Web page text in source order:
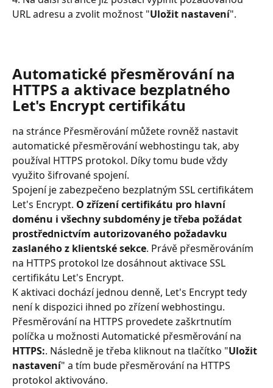
URL adresu a zvolit možnost "Uložit nastavení".
Automatické přesměrování na
HTTPS a aktivace bezplatného
Let's Encrypt certifikátu
na stránce Přesměrování můžete rovněž nastavit
automatické přesměrování webhostingu tak, aby
používal HTTPS protokol. Díky tomu bude vždy
využito šifrované spojení.
Spojení je zabezpečeno bezplatným SSL certifikátem
Let's Encrypt. O zřízení certifikátu pro hlavní
doménu i všechny subdomény je třeba požádat
prostřednictvím autorizovaného požadavku
zaslaného z klientské sekce. Právě přesměrováním
na HTTPS protokol lze dosáhnout aktivace SSL
certifikátu Let's Encrypt.
K aktivaci dochází jednou denně, Let's Encrypt tedy
není k dispozici ihned po zřízení webhostingu.
Přesměrování na HTTPS provedete zaškrtnutím
políčka u možnosti Automatické přesměrování na
HTTPS:. Následně je třeba kliknout na tlačítko "Uložit
nastavení" a tím bude přesměrování na HTTPS
protokol aktivováno.